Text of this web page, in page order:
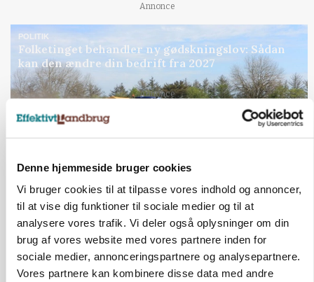
Denne hjemmeside bruger cookies
Vi bruger cookies til at tilpasse vores indhold og annoncer,
til at vise dig funktioner til sociale medier og til at
analysere vores trafik. Vi deler også oplysninger om din
brug af vores website med vores partnere inden for
sociale medier, annonceringspartnere og analysepartnere.
Vores partnere kan kombinere disse data med andre
Annonce
POLITIK
Folketinget behandler ny gødskningslov: Sådan
kan den ændre din bedrift fra 2027
Annonce
Loading...